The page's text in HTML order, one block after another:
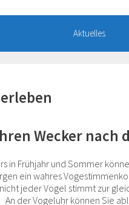
Aktuelles
Wecker nach
in Frühjahr und Sommer
ein wahres
jeder Vogel stimmt zur
An der Vogeluhr können Sie